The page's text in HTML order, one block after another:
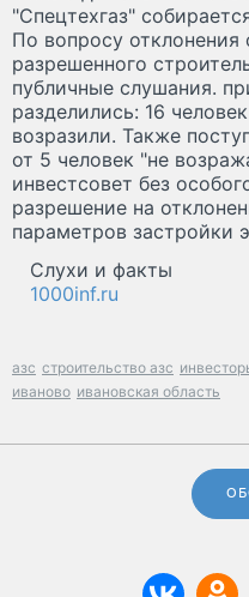
"Спецтехгаз"
По вопросу
разрешенного
публичные слушания.
разделились: 16
возразили. Также
от 5 человек "не
инвестсовет без
разрешение на
параметров застройки
Слухи и факты
1000inf.ru
азс строительство азс
иваново ивановская область